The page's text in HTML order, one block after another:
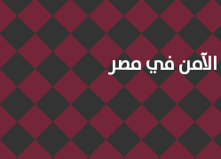
الآمن في مصر